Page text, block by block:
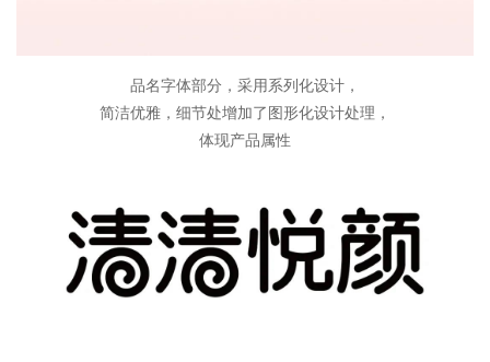
品名字体部分，采用系列化设计，
简洁优雅，细节处增加了图形化设计处理，
体现产品属性